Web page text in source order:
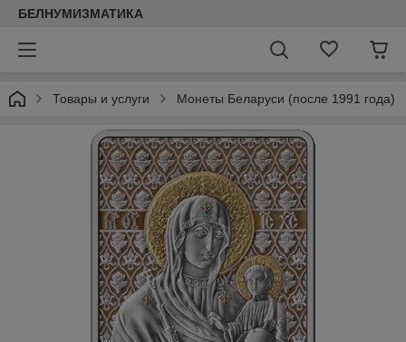
БЕЛНУМИЗМАТИКА
Товары и услуги Монеты Беларуси (после 1991 года)